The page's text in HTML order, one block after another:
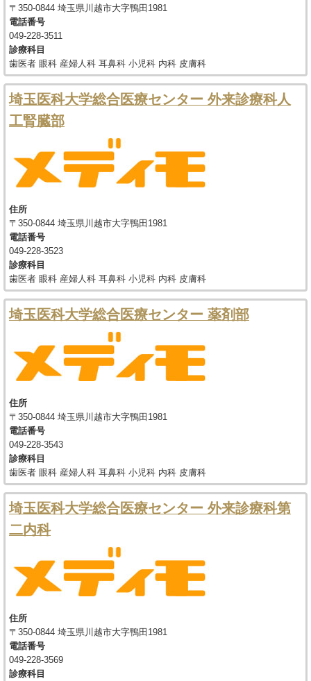
〒350-0844 埼玉県川越市大字鴨田1981
電話番号
049-228-3511
診療科目
歯医者 眼科 産婦人科 耳鼻科 小児科 内科 皮膚科
埼玉医科大学総合医療センター 外来診療科人
工腎臓部
住所
〒350-0844 埼玉県川越市大字鴨田1981
電話番号
049-228-3523
診療科目
歯医者 眼科 産婦人科 耳鼻科 小児科 内科 皮膚科
埼玉医科大学総合医療センター 薬剤部
住所
〒350-0844 埼玉県川越市大字鴨田1981
電話番号
049-228-3543
診療科目
歯医者 眼科 産婦人科 耳鼻科 小児科 内科 皮膚科
埼玉医科大学総合医療センター 外来診療科第
二内科
住所
〒350-0844 埼玉県川越市大字鴨田1981
電話番号
049-228-3569
診療科目